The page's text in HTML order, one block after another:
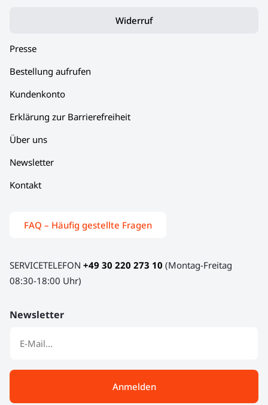
Widerruf
Presse
Bestellung aufrufen
Kundenkonto
Erklärung zur Barrierefreiheit
Über uns
Newsletter
Kontakt
FAQ – Häufig gestellte Fragen
SERVICETELEFON +49 30 220 273 10 (Montag-Freitag
08:30-18:00 Uhr)
Newsletter
Anmelden